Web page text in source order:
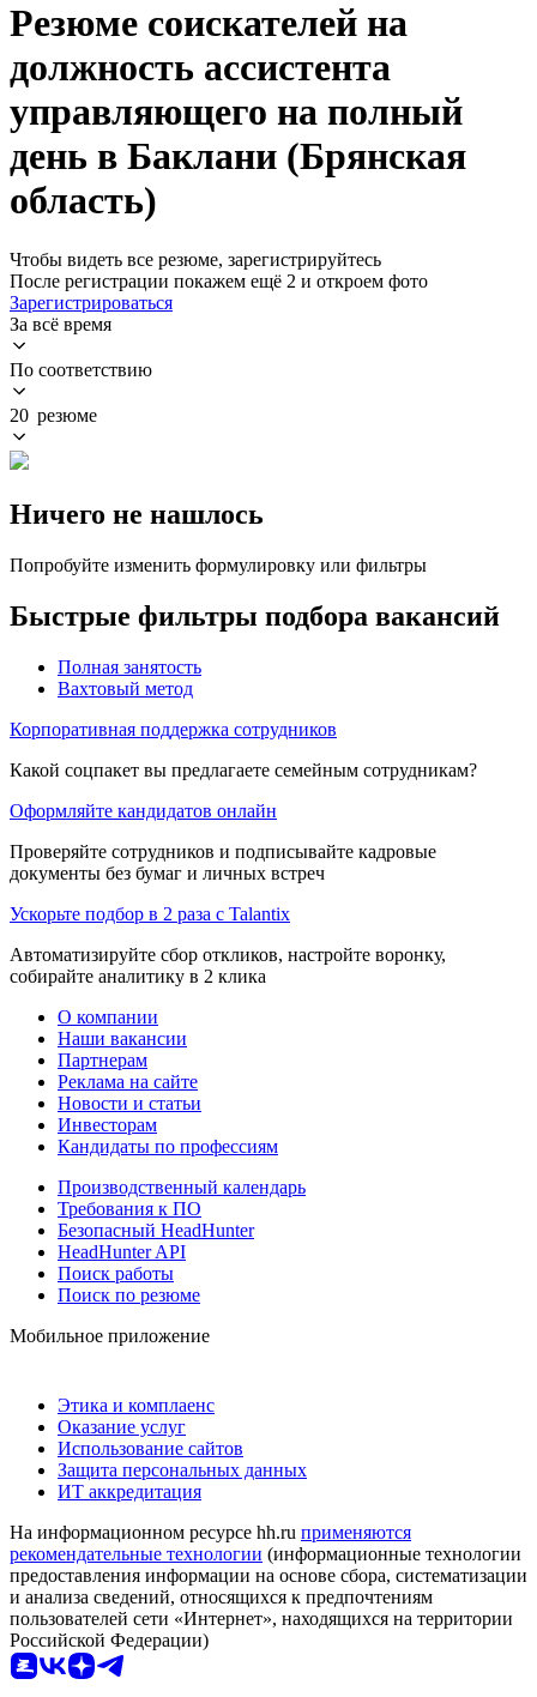
Резюме соискателей на
должность ассистента
управляющего на полный
день в Баклани (Брянская
область)
Чтобы видеть все резюме, зарегистрируйтесь
После регистрации покажем ещё 2 и откроем фото
Зарегистрироваться
За всё время
По соответствию
20 резюме
Ничего не нашлось
Попробуйте изменить формулировку или фильтры
Быстрые фильтры подбора вакансий
Полная занятость
Вахтовый метод
Корпоративная поддержка сотрудников
Какой соцпакет вы предлагаете семейным сотрудникам?
Оформляйте кандидатов онлайн
Проверяйте сотрудников и подписывайте кадровые
документы без бумаг и личных встреч
Ускорьте подбор в 2 раза с Talantix
Автоматизируйте сбор откликов, настройте воронку,
собирайте аналитику в 2 клика
О компании
Наши вакансии
Партнерам
Реклама на сайте
Новости и статьи
Инвесторам
Кандидаты по профессиям
Производственный календарь
Требования к ПО
Безопасный HeadHunter
HeadHunter API
Поиск работы
Поиск по резюме
Мобильное приложение
Этика и комплаенс
Оказание услуг
Использование сайтов
Защита персональных данных
ИТ аккредитация
На информационном ресурсе hh.ru применяются
рекомендательные технологии (информационные технологии
предоставления информации на основе сбора, систематизации
и анализа сведений, относящихся к предпочтениям
пользователей сети «Интернет», находящихся на территории
Российской Федерации)